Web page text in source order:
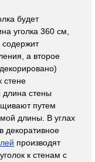
будет
уголка 360 см,
а второе
стене
длина стены
путем
длины. В углах
декоративное
производят
к стенам с